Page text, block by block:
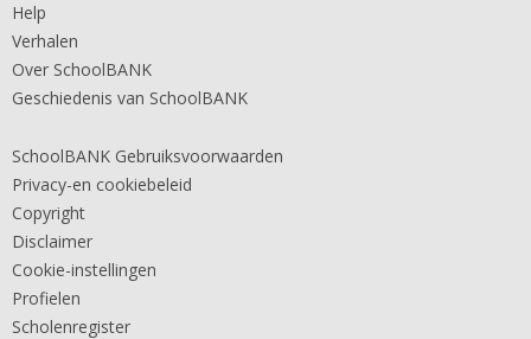
Help
Verhalen
Over SchoolBANK
Geschiedenis van SchoolBANK
SchoolBANK Gebruiksvoorwaarden
Privacy-en cookiebeleid
Copyright
Disclaimer
Cookie-instellingen
Profielen
Scholenregister